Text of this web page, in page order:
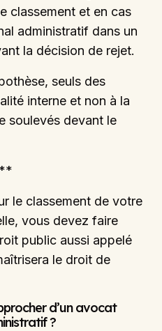
classement et en cas
administratif dans un
la décision de rejet.
seuls des
interne et non à la
soulevés devant le
**
le classement de votre
vous devez faire
public aussi appelé
le droit de
d’un avocat
?